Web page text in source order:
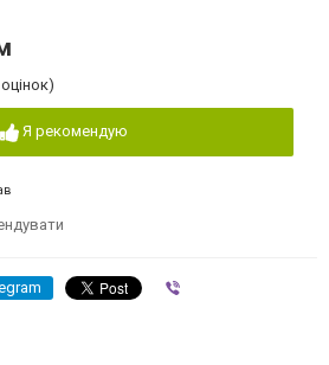
оцінок)
Я рекомендую